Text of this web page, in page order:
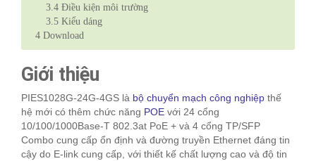
3.4 Điều kiện môi trường
3.5 Kiểu dáng
4 Download
Giới thiệu
PIES1028G-24G-4GS là bộ chuyển mạch công nghiệp thế
hệ mới có thêm chức năng POE với 24 cổng
10/100/1000Base-T 802.3at PoE + và 4 cổng TP/SFP
Combo cung cấp ổn định và đường truyền Ethernet đáng tin
cậy do E-link cung cấp, với thiết kế chất lượng cao và độ tin